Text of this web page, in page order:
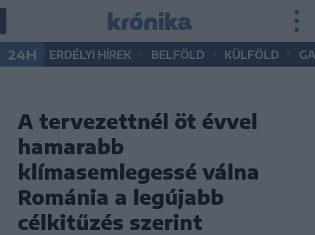
24H ERDÉLYI HÍREK BELFÖLD KÜLFÖLD
A tervezettnél öt évvel
hamarabb
klímasemlegessé válna
Románia a legújabb
célkitűzés szerint